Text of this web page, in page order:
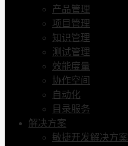
产品管理
项目管理
知识管理
测试管理
效能度量
协作空间
自动化
目录服务
解决方案
敏捷开发解决方案